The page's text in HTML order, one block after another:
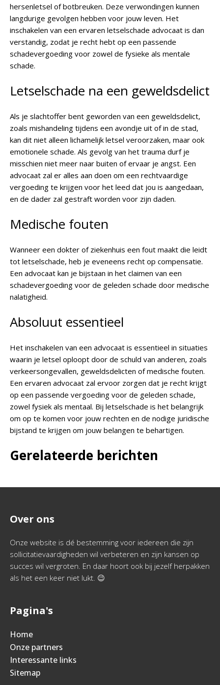
hersenletsel of botbreuken. Deze verwondingen kunnen
langdurige gevolgen hebben voor jouw leven. Het
inschakelen van een ervaren letselschade advocaat is dan
verstandig, zodat je recht hebt op een passende
schadevergoeding voor zowel de fysieke als mentale
schade.
Letselschade na een geweldsdelict
Als je slachtoffer bent geworden van een geweldsdelict,
zoals mishandeling tijdens een avondje uit of in de stad,
kan dit niet alleen lichamelijk letsel veroorzaken, maar ook
emotionele schade. Als gevolg van het trauma durf je
misschien niet meer naar buiten of ervaar je angst. Een
advocaat zal er alles aan doen om een rechtvaardige
vergoeding te krijgen voor het leed dat jou is aangedaan,
en de dader zal gestraft worden voor zijn daden.
Medische fouten
Wanneer een dokter of ziekenhuis een fout maakt die leidt
tot letselschade, heb je eveneens recht op compensatie.
Een advocaat kan je bijstaan in het claimen van een
schadevergoeding voor de geleden schade door medische
nalatigheid.
Absoluut essentieel
Het inschakelen van een advocaat is essentieel in situaties
waarin je letsel oploopt door de schuld van anderen, zoals
verkeersongevallen, geweldsdelicten of medische fouten.
Een ervaren advocaat zal ervoor zorgen dat je recht krijgt
op een passende vergoeding voor de geleden schade,
zowel fysiek als mentaal. Bij letselschade is het belangrijk
om op te komen voor jouw rechten en de nodige juridische
bijstand te krijgen om jouw belangen te behartigen.
Gerelateerde berichten
Over ons
Onze website is dé bestemming voor iedereen die zijn
sollicitatievaardigheden wil verbeteren en zijn kansen op
succes wil vergroten. En daar hoort ook bij jezelf herpakken
als het een keer niet lukt. 😉
Pagina's
Home
Onze partners
Interessante links
Sitemap